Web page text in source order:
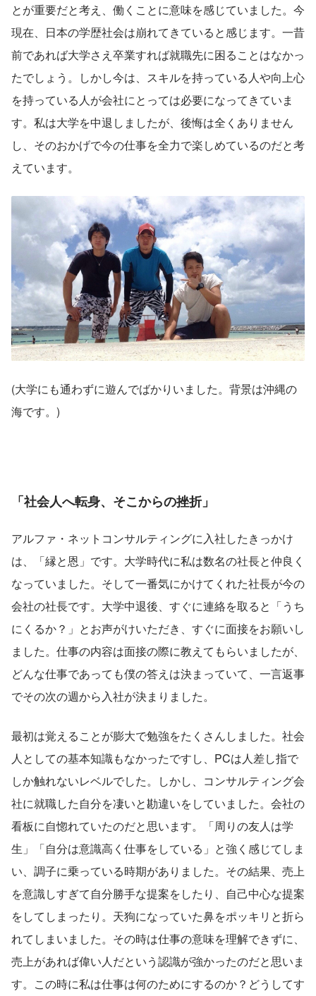
とが重要だと考え、働くことに意味を感じていました。今
現在、日本の学歴社会は崩れてきていると感じます。一昔
前であれば大学さえ卒業すれば就職先に困ることはなかっ
たでしょう。しかし今は、スキルを持っている人や向上心
を持っている人が会社にとっては必要になってきていま
す。私は大学を中退しましたが、後悔は全くありません
し、そのおかげで今の仕事を全力で楽しめているのだと考
えています。
(大学にも通わずに遊んでばかりいました。背景は沖縄の
海です。)
「社会人へ転身、そこからの挫折」
アルファ・ネットコンサルティングに入社したきっかけ
は、「縁と恩」です。大学時代に私は数名の社長と仲良く
なっていました。そして一番気にかけてくれた社長が今の
会社の社長です。大学中退後、すぐに連絡を取ると「うち
にくるか？」とお声がけいただき、すぐに面接をお願いし
ました。仕事の内容は面接の際に教えてもらいましたが、
どんな仕事であっても僕の答えは決まっていて、一言返事
でその次の週から入社が決まりました。
最初は覚えることが膨大で勉強をたくさんしました。社会
人としての基本知識もなかったですし、PCは人差し指で
しか触れないレベルでした。しかし、コンサルティング会
社に就職した自分を凄いと勘違いをしていました。会社の
看板に自惚れていたのだと思います。「周りの友人は学
生」「自分は意識高く仕事をしている」と強く感じてしま
い、調子に乗っている時期がありました。その結果、売上
を意識しすぎて自分勝手な提案をしたり、自己中心な提案
をしてしまったり。天狗になっていた鼻をポッキリと折ら
れてしまいました。その時は仕事の意味を理解できずに、
売上があれば偉い人だという認識が強かったのだと思いま
す。この時に私は仕事は何のためにするのか？どうしてす